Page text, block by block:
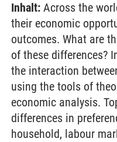
Inhalt: Across the
their economic
outcomes. What are
of these differences?
the interaction
using the tools of
economic analysis.
differences in
household, labour